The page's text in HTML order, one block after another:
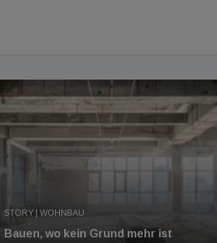
STORY | WOHNBAU
Bauen, wo kein Grund mehr ist